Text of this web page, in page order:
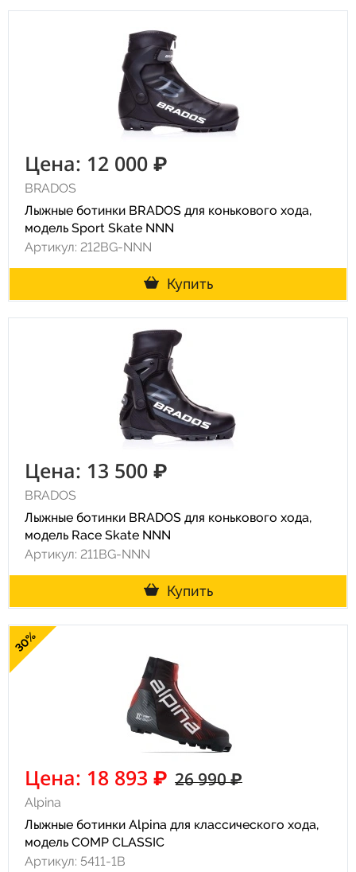
Цена: 12 000 ₽
BRADOS
Лыжные ботинки BRADOS для конькового хода,
модель Sport Skate NNN
Артикул: 212BG-NNN
Купить
Цена: 13 500 ₽
BRADOS
Лыжные ботинки BRADOS для конькового хода,
модель Race Skate NNN
Артикул: 211BG-NNN
Купить
30%
Цена: 18 893 ₽ 26 990 ₽
Alpina
Лыжные ботинки Alpina для классического хода,
модель COMP CLASSIC
Артикул: 5411-1B